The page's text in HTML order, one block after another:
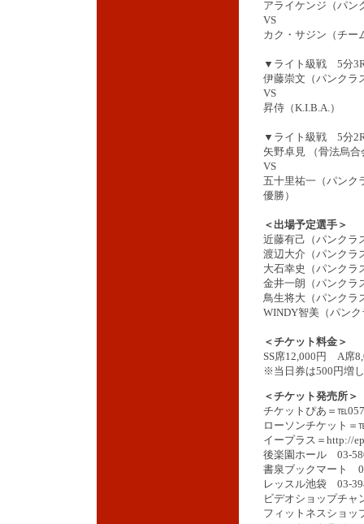
アライケンジ（パン
VS
カク・サジン（チー
▼ライト級戦 5分
伊藤崇文（パンクラ
VS
昇侍（K.I.B.A.）
▼ライト級戦 5分
矢野卓見 （骨法烏合
VS
五十里祐一（パンク
優勝）
＜出場予定選手＞
近藤有己（パンクラ
渡辺大介（パンクラ
大石幸史（パンクラ
金井一朗（パンクラ
鳥生将大（パンクラ
WINDY智美（パンク
＜チケット料金＞
SS席12,000円 A席
※当日券は500円増
＜チケット発売所＞
チケットぴあ＝
ローソンチケット
イープラス＝http://
後楽園ホール 03-
書泉ブックマート
レッスル池袋 03-
ビデオショップチ
フィットネスショ